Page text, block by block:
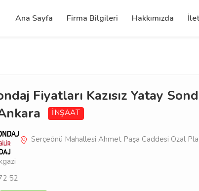
Ana Sayfa Firma Bilgileri Hakkımızda
Fiyatları Kazısız Yatay
İNŞAAT
Serçeönü Mahallesi Ahmet Paşa Caddesi Özal
52